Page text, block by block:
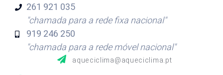
261 921 035
"chamada para a rede fixa nacional"
919 246 250
"chamada para a rede móvel nacional"
aqueciclima@aqueciclima.pt